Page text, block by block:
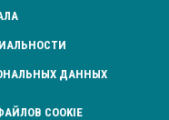
ДАННЫХ
COOKIE